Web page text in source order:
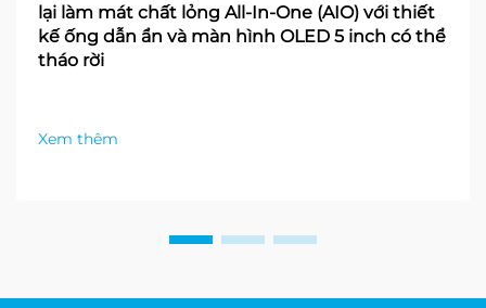
lại làm mát chất lỏng All-In-One (AIO) với thiết
kế ống dẫn ẩn và màn hình OLED 5 inch có thể
tháo rời
Xem thêm